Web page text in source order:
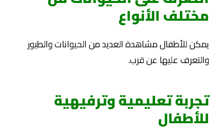
مختلف الأنواع
يمكن للأطفال مشاهدة العديد من الحيوانات والطيور
والتعرف عليها عن قرب.
تجربة تعليمية وترفيهية
للأطفال